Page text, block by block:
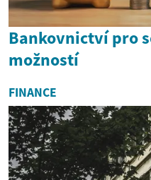
Bankovnictví pro
možností
FINANCE